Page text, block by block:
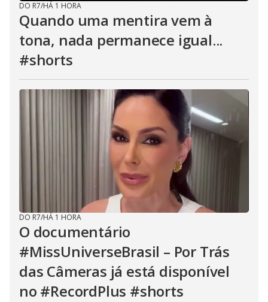
DO R7/HÁ 1 HORA
Quando uma mentira vem à
tona, nada permanece igual...
#shorts
DO R7/HÁ 1 HORA
O documentário
#MissUniverseBrasil – Por Trás
das Câmeras já está disponível
no #RecordPlus #shorts